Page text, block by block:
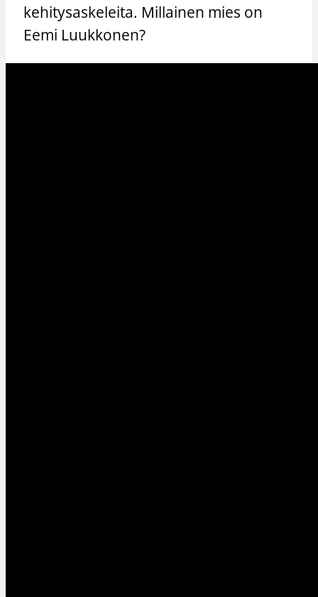
kehitysaskeleita. Millainen mies on
Eemi Luukkonen?